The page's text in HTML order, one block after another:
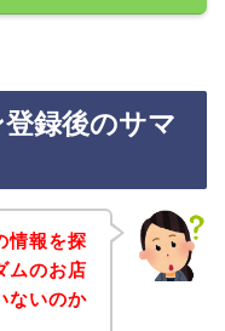
録後のサマ
情報を探
ムのお店
ないのか